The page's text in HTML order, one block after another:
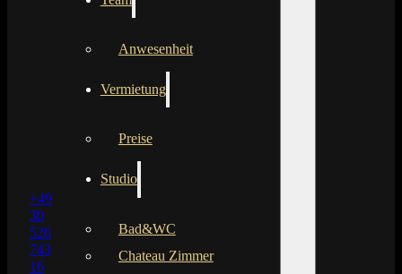
Anwesenheit
Vermietung
Preise
Studio
Bad&WC
Chateau Zimmer
+49
30
526
743
16